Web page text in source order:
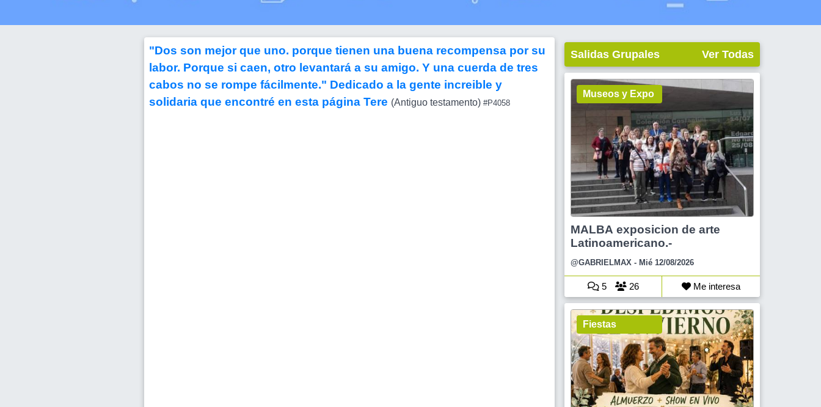
"Dos son mejor que uno. porque tienen una buena recompensa por su
labor. Porque si caen, otro levantará a su amigo. Y una cuerda de tres
cabos no se rompe fácilmente." Dedicado a la gente increible y
solidaria que encontré en esta página Tere (Antiguo testamento) #P4058
Salidas Grupales Ver Todas
Museos y Expo
MALBA exposicion de arte
Latinoamericano.-
@GABRIELMAX - Mié 12/08/2026
5 26 Me interesa
Fiestas